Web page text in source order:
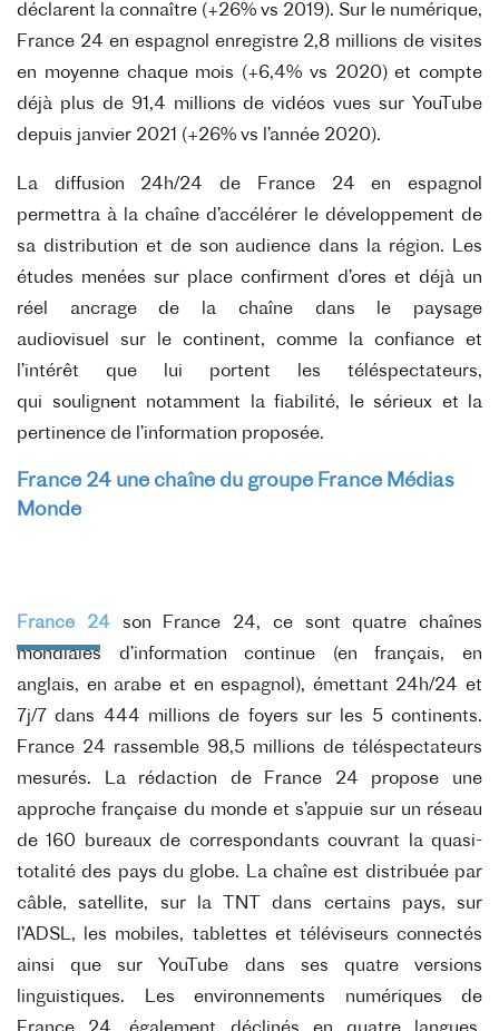
déclarent la connaître (+26% vs 2019). Sur le numérique,
France 24 en espagnol enregistre 2,8 millionsde visites
en moyenne chaque mois (+6,4% vs 2020) et compte
déjà plus de 91,4 millionsde vidéos vues sur YouTube
depuis janvier 2021 (+26% vs l’année 2020).
La diffusion 24h/24 de France 24 en espagnol
permettra à la chaîne d’accélérer le développement de
sa distribution et de son audience dans la région. Les
études menées sur place confirment d’ores et déjà un
réel ancrage de la chaîne dans le paysage
audiovisuel sur le continent, comme la confiance et
l’intérêt que lui portent les téléspectateurs,
qui soulignent notamment la fiabilité, le sérieux et la
pertinence de l’information proposée.
France 24 une chaîne du groupe France Médias
Monde
France 24son France 24, ce sont quatre chaînes
mondiales d’information continue (en français, en
anglais, en arabe et enespagnol), émettant 24h/24 et
7j/7 dans 444 millions de foyers sur les 5 continents.
France 24 rassemble 98,5 millions de téléspectateurs
mesurés. La rédaction de France 24 propose une
approche française du monde ets’appuie sur un réseau
de 160 bureaux de correspondants couvrant la quasi-
totalité des pays du globe. La chaîne est distribuée par
câble, satellite, sur la TNT dans certains pays, sur
l’ADSL, les mobiles, tablettes et téléviseurs connectés
ainsi que sur YouTube dans ses quatre versions
linguistiques. Les environnements numériques de